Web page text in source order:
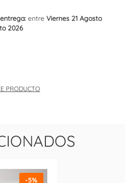
entre Viernes 21 Agosto
2026
PRODUCTO
-5%